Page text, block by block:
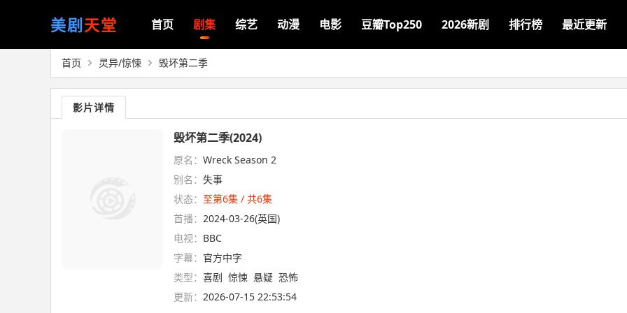
美剧天堂 首页 剧集 综艺 动漫 电影 豆瓣Top250 2026新剧 排行榜 最近更新
首页 灵异/惊悚 毁坏第二季
影片详情
毁坏第二季(2024)
原名： Wreck Season 2
别名： 失事
状态： 至第6集 / 共6集
首播： 2024-03-26(英国)
电视： BBC
字幕： 官方中字
类型： 喜剧 惊悚 悬疑 恐怖
更新： 2026-07-15 22:53:54